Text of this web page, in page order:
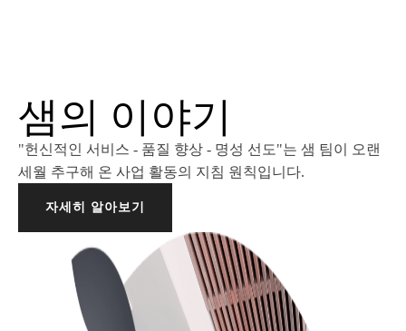
샘의 이야기
"헌신적인 서비스 - 품질 향상 - 명성 선도"는 샘 팀이 오랜
세월 추구해 온 사업 활동의 지침 원칙입니다.
자세히 알아보기